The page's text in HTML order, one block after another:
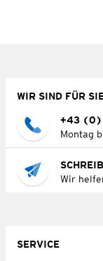
WIR SIND FÜR
+43 (0)
Montag
Wir
SERVICE